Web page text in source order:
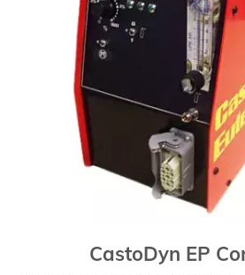
CastoDyn EP